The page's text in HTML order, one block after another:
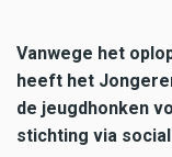
Vanwege het
heeft het
de jeugdhonken
stichting via